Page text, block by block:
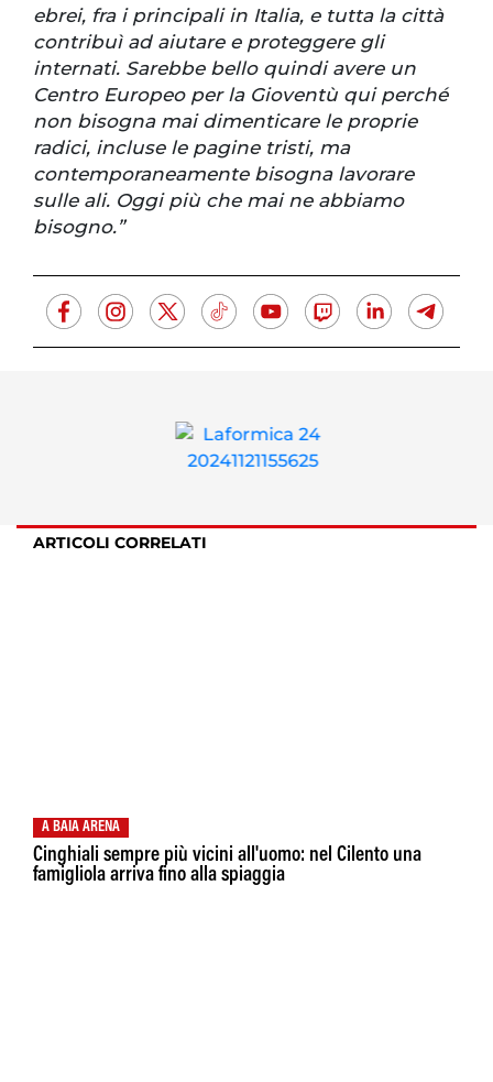
ebrei, fra i principali in Italia, e tutta la città
contribuì ad aiutare e proteggere gli
internati. Sarebbe bello quindi avere un
Centro Europeo per la Gioventù qui perché
non bisogna mai dimenticare le proprie
radici, incluse le pagine tristi, ma
contemporaneamente bisogna lavorare
sulle ali. Oggi più che mai ne abbiamo
bisogno.”
ARTICOLI CORRELATI
A BAIA ARENA
Cinghiali sempre più vicini all'uomo: nel Cilento una
famigliola arriva fino alla spiaggia